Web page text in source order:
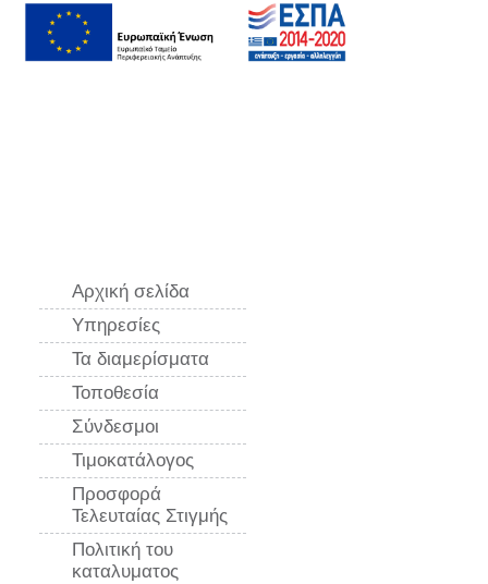
Aρχική σελίδα
Υπηρεσίες
Τα διαμερίσματα
Τοποθεσία
Σύνδεσμοι
Τιμοκατάλογος
Προσφορά
Τελευταίας Στιγμής
Πολιτική του
καταλυματος